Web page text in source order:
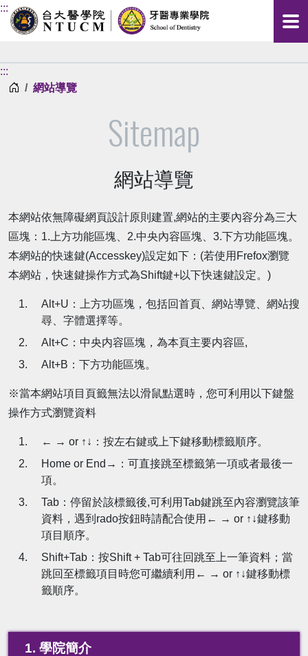
:::
:::
首頁網站導覽
Sitemap
網站導覽
本網站依無障礙網頁設計原則建置,網站的主要內容分為三大
區塊：1.上方功能區塊、2.中央內容區塊、3.下方功能區塊。
本網站的快速鍵(Accesskey)設定如下：(若使用Frefox瀏覽
本網站，快速鍵操作方式為Shift鍵+以下快速鍵設定。)
Alt+U：上方功區塊，包括回首頁、網站導覽、網站搜
尋、字體選擇等。
Alt+C：中央内容區塊，為本頁主要内容區,
Alt+B：下方功能區塊。
※當本網站項目頁籤無法以滑鼠點選時，您可利用以下鍵盤
操作方式瀏覽資料
← → or ↑↓：按左右鍵或上下鍵移動標籤順序。
Home or End→：可直接跳至標籤第一項或者最後一
項。
Tab：停留於該標籤後,可利用Tab鍵跳至內容瀏覽該筆
資料，遇到rado按鈕時請配合使用← → or ↑↓鍵移動
項目順序。
Shift+Tab：按Shift + Tab可往回跳至上一筆資料；當
跳回至標籤項目時您可繼續利用← → or ↑↓鍵移動標
籤順序。
1. 學院簡介